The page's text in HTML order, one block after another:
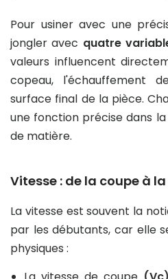
Pour usiner avec une
jongler avec quatre
valeurs influencent
copeau, l'échauffement
surface final de la pièce.
une fonction précise dans
de matière.
Vitesse : de la coupe à
La vitesse est souvent la
par les débutants, car elle
physiques :